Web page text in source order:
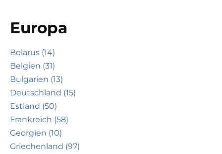
Europa
Belarus (14)
Belgien (31)
Bulgarien (13)
Deutschland (15)
Estland (50)
Frankreich (58)
Georgien (10)
Griechenland (97)